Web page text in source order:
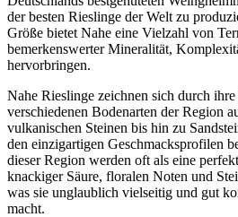
der besten Rieslinge der Welt zu
Größe bietet Nahe eine Vielzahl von
bemerkenswerter Mineralität,
hervorbringen.
Nahe Rieslinge zeichnen sich durch
verschiedenen Bodenarten der Region
vulkanischen Steinen bis hin zu
den einzigartigen Geschmacksprofilen
dieser Region werden oft als eine
knackiger Säure, floralen Noten und
was sie unglaublich vielseitig und gut
macht.